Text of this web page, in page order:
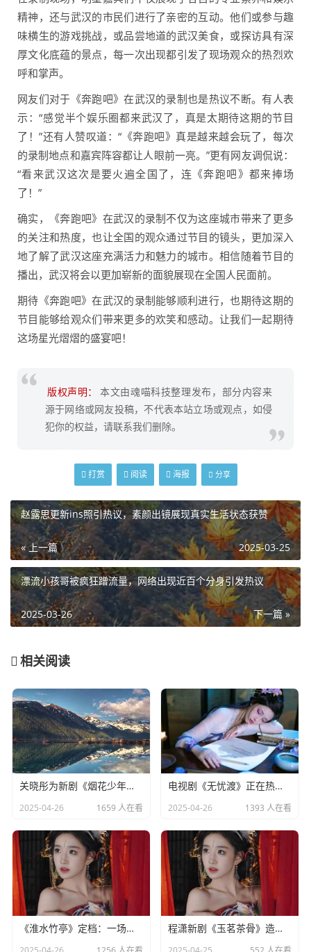
精神，还与武汉的市民们进行了亲密的互动。他们或参与趣
味横生的游戏挑战，或品尝地道的武汉美食，或探访具有深
厚文化底蕴的景点，每一次出现都引发了现场观众的热烈欢
呼和掌声。
网友们对于《奔跑吧》在武汉的录制也是热议不断。有人表
示：“感觉半个娱乐圈都来武汉了，真是太期待这期的节目
了！”还有人赞叹道：“《奔跑吧》真是越来越会玩了，每次
的录制地点和嘉宾阵容都让人眼前一亮。”更有网友调侃说：
“看来武汉这次是要火遍全国了，连《奔跑吧》都来捧场
了！”
确实，《奔跑吧》在武汉的录制不仅为这座城市带来了更多
的关注和热度，也让全国的观众通过节目的镜头，更加深入
地了解了武汉这座充满活力和魅力的城市。相信随着节目的
播出，武汉将会以更加崭新的面貌展现在全国人民面前。
期待《奔跑吧》在武汉的录制能够顺利进行，也期待这期的
节目能够给观众们带来更多的欢笑和感动。让我们一起期待
这场星光熠熠的盛宴吧！
版权声明：
本文由魂喵科技整理发布，部分内容来
源于网络或网友投稿，不代表本站立场或观点，如侵
犯你的权益，请联系我们删除。
打赏 阅读 海报 分享
赵露思更新ins照引热议，素颜出镜展现真实生活状态获赞
« 上一篇 2025-03-25
漂流小孩哥被疯狂蹭流量，网络出现近百个分身引发热议
下一篇 »
2025-03-26
相关阅读
关晓彤为新剧《烟花少年》宣传，全程不语只是一味搞事业
2025-04-26 1659 人在看
电视剧《无忧渡》正在热播，24岁女演员夏依丹被曝去世
2025-04-26 1393 人在看
《淮水竹亭》定档：一场东方美学与宿命之恋的双重盛宴​ 程潇新剧《玉茗茶骨》造型引热议：灵动少女却略显老态